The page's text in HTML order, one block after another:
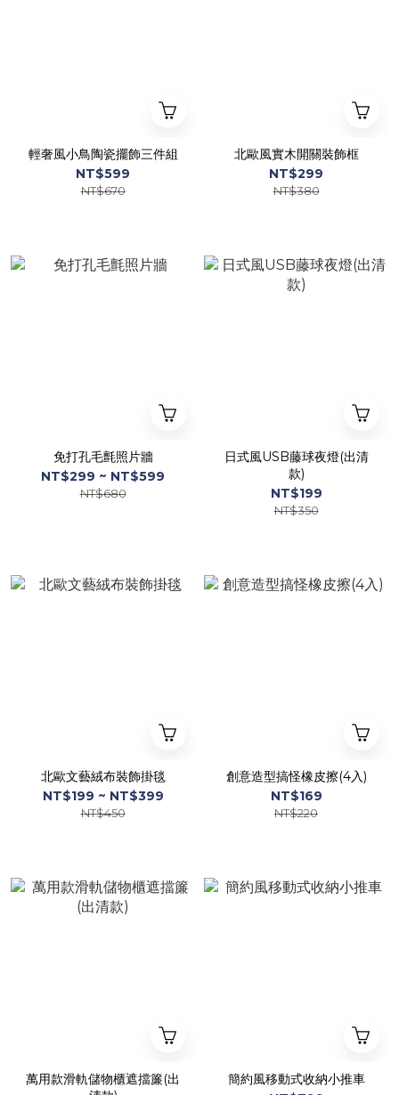
輕奢風小鳥陶瓷擺飾三件組
NT$599
NT$670
北歐風實木開關裝飾框
NT$299
NT$380
免打孔毛氈照片牆
NT$299 ~ NT$599
NT$680
日式風USB藤球夜燈(出清
款)
NT$199
NT$350
北歐文藝絨布裝飾掛毯
NT$199 ~ NT$399
NT$450
創意造型搞怪橡皮擦(4入)
NT$169
NT$220
萬用款滑軌儲物櫃遮擋簾(出
簡約風移動式收納小推車